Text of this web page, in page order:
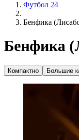
Футбол 24
Бенфика
Бенфика
Компактно Большие